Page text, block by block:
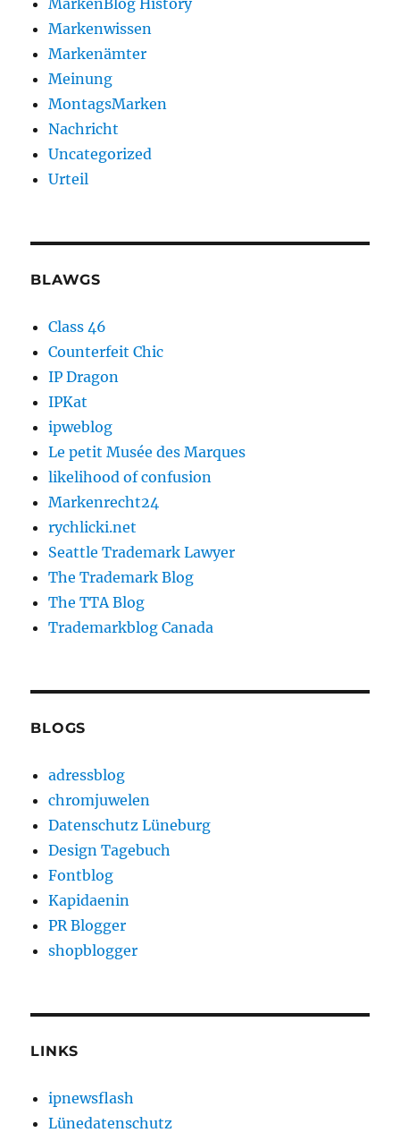
MarkenBlog History
Markenwissen
Markenämter
Meinung
MontagsMarken
Nachricht
Uncategorized
Urteil
BLAWGS
Class 46
Counterfeit Chic
IP Dragon
IPKat
ipweblog
Le petit Musée des Marques
likelihood of confusion
Markenrecht24
rychlicki.net
Seattle Trademark Lawyer
The Trademark Blog
The TTA Blog
Trademarkblog Canada
BLOGS
adressblog
chromjuwelen
Datenschutz Lüneburg
Design Tagebuch
Fontblog
Kapidaenin
PR Blogger
shopblogger
LINKS
ipnewsflash
Lünedatenschutz